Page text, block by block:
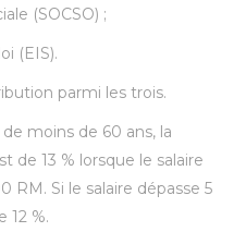
(SOCSO) ;
(EIS).
parmi les trois.
moins de 60 ans, la
de 13 % lorsque le salaire
RM. Si le salaire dépasse 5
12 %.